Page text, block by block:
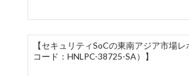
【セキュリティSoCの東南アジア市場
コード：HNLPC-38725-SA）】